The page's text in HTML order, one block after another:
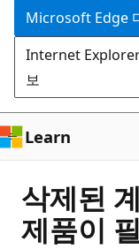
건
너
뛰
기
Microsoft Edge
Internet
보
Learn
삭제된
제품이